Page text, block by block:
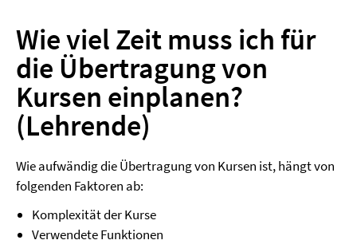
Wie viel Zeit muss ich für
die Übertragung von
Kursen einplanen?
(Lehrende)
Wie aufwändig die Übertragung von Kursen ist, hängt von
folgenden Faktoren ab:
Komplexität der Kurse
Verwendete Funktionen